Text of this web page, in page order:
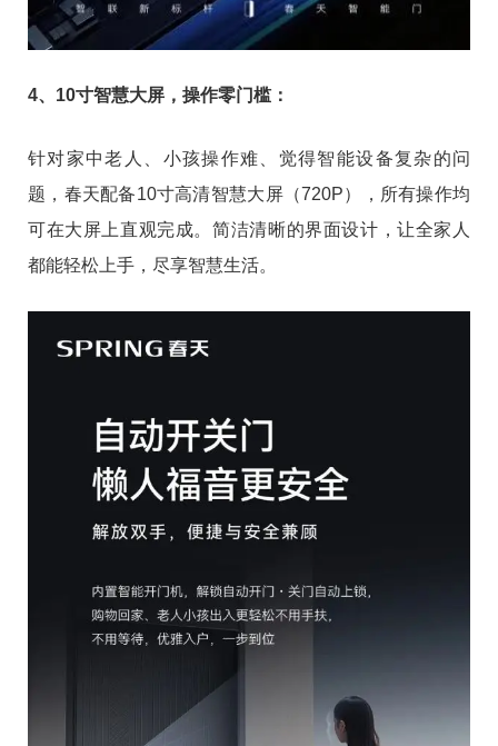
4、10寸智慧大屏，操作零门槛：
针对家中老人、小孩操作难、觉得智能设备复杂的问
题，春天配备10寸高清智慧大屏（720P），所有操作均
可在大屏上直观完成。简洁清晰的界面设计，让全家人
都能轻松上手，尽享智慧生活。